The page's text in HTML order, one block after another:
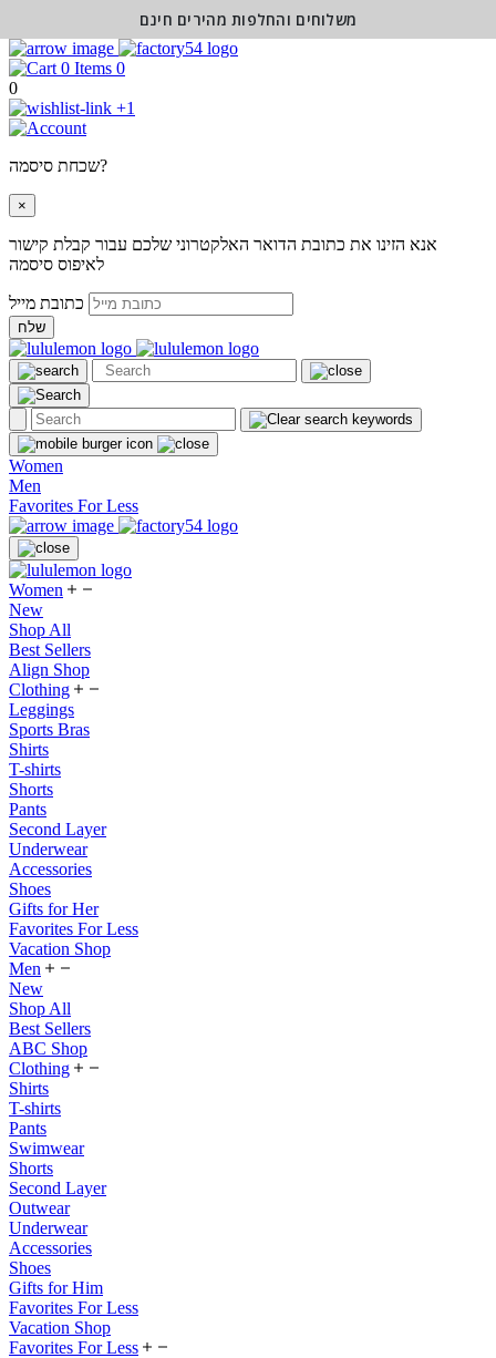
0
0
+1
שכחת סיסמה?
×
אנא הזינו את כתובת הדואר האלקטרוני שלכם עבור קבלת קישור
לאיפוס סיסמה
שלח
Women
Men
Favorites For Less
Women
New
Shop All
Best Sellers
Align Shop
Clothing
Leggings
Sports Bras
Shirts
T-shirts
Shorts
Pants
Second Layer
Underwear
Accessories
Shoes
Gifts for Her
Favorites For Less
Vacation Shop
Men
New
Shop All
Best Sellers
ABC Shop
Clothing
Shirts
T-shirts
Pants
Swimwear
Shorts
Second Layer
Outwear
Underwear
Accessories
Shoes
Gifts for Him
Favorites For Less
Vacation Shop
Favorites For Less
משלוחים והחלפות מהירים חינם